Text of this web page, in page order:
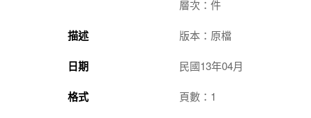
層次：件
描述 版本：原檔
日期 民國13年04月
格式 頁數：1